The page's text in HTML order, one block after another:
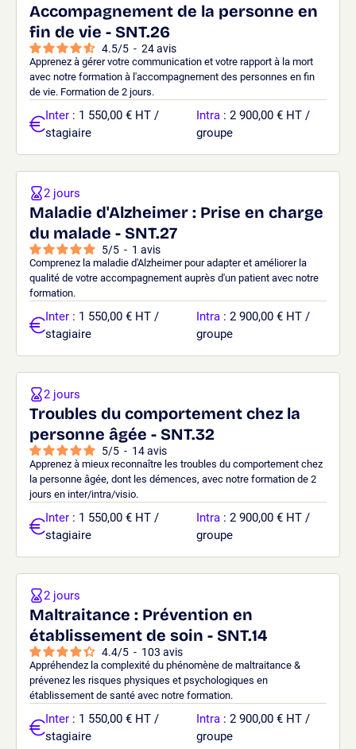
Accompagnement de la personne en
fin de vie - SNT.26
4.5/5 - 24avis
Apprenez à gérer votre communication et votre rapport à la mort
avec notre formation à l'accompagnement des personnes en fin
de vie. Formation de 2 jours.
Inter : 1 550,00 € HT /
stagiaire
Intra : 2 900,00 € HT /
groupe
Maladie d'Alzheimer : Prise en charge
du malade - SNT.27
5/5 - 1 avis
Comprenez la maladie d'Alzheimer pour adapter et améliorer la
qualité de votre accompagnement auprès d'un patient avec notre
formation.
2 jours
Inter : 1 550,00 € HT /
stagiaire
Intra : 2 900,00 € HT /
groupe
Troubles du comportement chez la
personne âgée - SNT.32
5/5 - 14avis
Apprenez à mieux reconnaître les troubles du comportement chez
la personne âgée, dont les démences, avec notre formation de 2
jours en inter/intra/visio.
2 jours
Inter : 1 550,00 € HT /
stagiaire
Intra : 2 900,00 € HT /
groupe
Maltraitance : Prévention en
établissement de soin - SNT.14
4.4/5 - 103 avis
Appréhendez la complexité du phénomène de maltraitance &
prévenez les risques physiques et psychologiques en
établissement de santé avec notre formation.
2 jours
Inter : 1 550,00 € HT /
stagiaire
Intra : 2 900,00 € HT /
groupe